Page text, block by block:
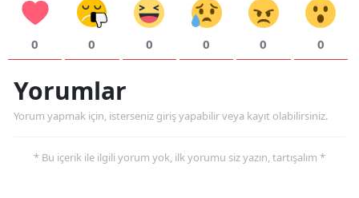
0 0 0 0 0 0
Yorumlar
Yorum yapmak için, isterseniz giriş yapabilir veya kayıt olabilirsiniz.
* Bu içerik ile ilgili yorum yok, ilk yorumu siz yazın, tartışalım *